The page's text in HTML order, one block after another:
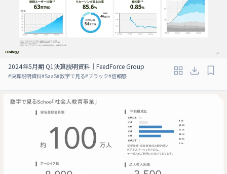
2024年5月期 Q1決算説明資料｜FeedForce Group
#決算説明資料#SaaS#数字で見る#ブラック#信頼感